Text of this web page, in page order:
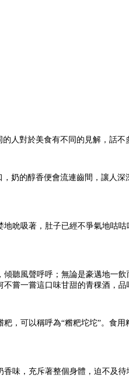
人對於美食有不同的見解，話不
奶的醇香便會流連齒間，讓人
吮吸著，肚子已經不爭氣地咕
聽風聲呼呼；無論是豪邁地一
嘗一嘗這口味甘甜的青稞酒，品
可以稱呼為“糌粑坨坨”。食
味，充斥著整個身體，迫不及